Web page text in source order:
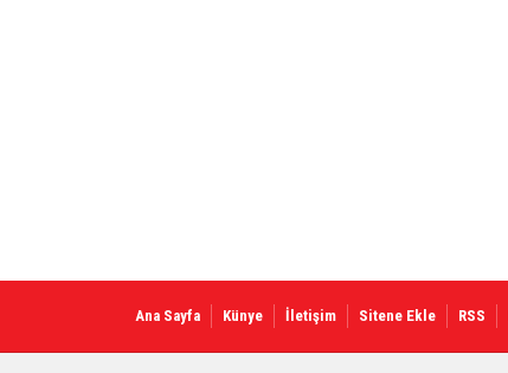
Ana Sayfa Künye İletişim Sitene Ekle RSS